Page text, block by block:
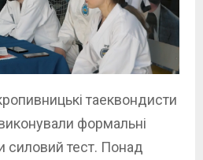
таеквондисти
формальні
силовий тест. Понад